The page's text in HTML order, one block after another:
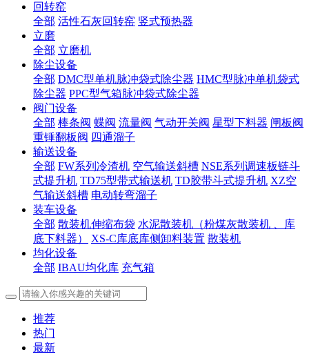
回转窑
全部 活性石灰回转窑 竖式预热器
立磨
全部 立磨机
除尘设备
全部 DMC型单机脉冲袋式除尘器 HMC型脉冲单机袋式
除尘器 PPC型气箱脉冲袋式除尘器
阀门设备
全部 棒条阀 蝶阀 流量阀 气动开关阀 星型下料器 闸板阀
重锤翻板阀 四通溜子
输送设备
全部 FW系列冷渣机 空气输送斜槽 NSE系列调速板链斗
式提升机 TD75型带式输送机 TD胶带斗式提升机 XZ空
气输送斜槽 电动转弯溜子
装车设备
全部 散装机伸缩布袋 水泥散装机（粉煤灰散装机 、库
底下料器）
XS-C库底库侧卸料装置 散装机
均化设备
全部 IBAU均化库 充气箱
推荐
热门
最新